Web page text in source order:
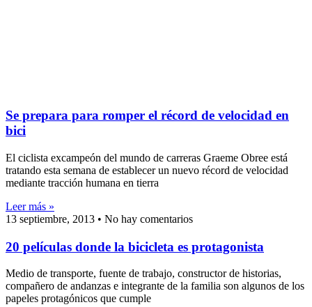
Se prepara para romper el récord de velocidad en
bici
El ciclista excampeón del mundo de carreras Graeme Obree está
tratando esta semana de establecer un nuevo récord de velocidad
mediante tracción humana en tierra
Leer más »
13 septiembre, 2013
No hay comentarios
20 películas donde la bicicleta es protagonista
Medio de transporte, fuente de trabajo, constructor de historias,
compañero de andanzas e integrante de la familia son algunos de los
papeles protagónicos que cumple